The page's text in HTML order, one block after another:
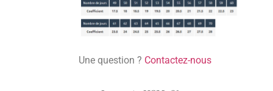
Une question ? Contactez-nous